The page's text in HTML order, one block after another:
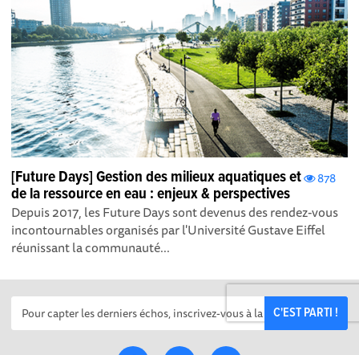
878
[Future Days] Gestion des milieux aquatiques et
de la ressource en eau : enjeux & perspectives
Depuis 2017, les Future Days sont devenus des rendez-vous
incontournables organisés par l'Université Gustave Eiffel
réunissant la communauté...
C'EST PARTI !